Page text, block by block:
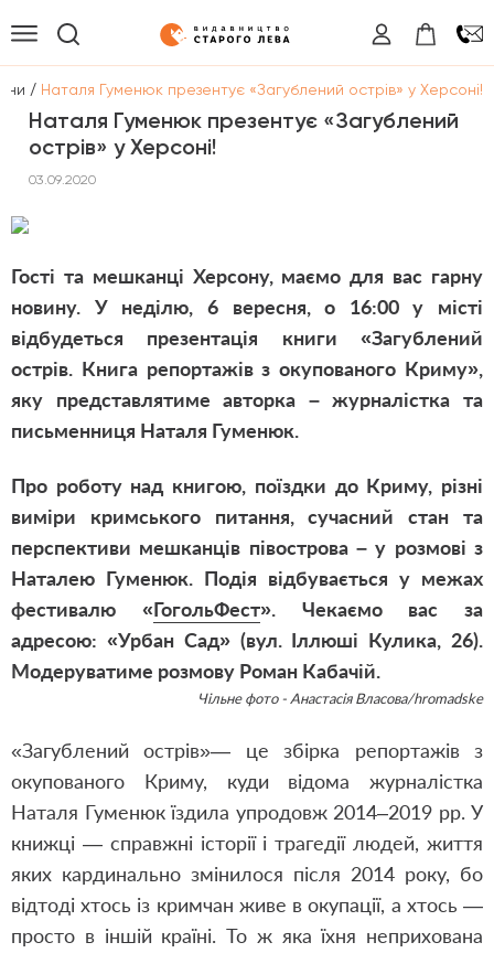
/ Наталя Гуменюк презентує «Загублений острів» у Херсоні!
Наталя Гуменюк презентує «Загублений
острів» у Херсоні!
03.09.2020
Гості та мешканці Херсону, маємо для вас гарну
новину. У неділю, 6 вересня, о 16:00 у місті
відбудеться презентація книги «Загублений
острів. Книга репортажів з окупованого Криму»,
яку представлятиме авторка – журналістка та
письменниця Наталя Гуменюк.
Про роботу над книгою, поїздки до Криму, різні
виміри кримського питання, сучасний стан та
перспективи мешканців півострова – у розмові з
Наталею Гуменюк. Подія відбувається у межах
фестивалю «ГогольФест». Чекаємо вас за
адресою: «Урбан Сад» (вул. Іллюші Кулика, 26).
Модеруватиме розмову Роман Кабачій.
Чільне фото - Анастасія Власова/hromadske
«Загублений острів»— це збірка репортажів з
окупованого Криму, куди відома журналістка
Наталя Гуменюк їздила упродовж 2014–2019 рр. У
книжці — справжні історії і трагедії людей, життя
яких кардинально змінилося після 2014 року, бо
відтоді хтось із кримчан живе в окупації, а хтось —
просто в іншій країні. То ж яка їхня неприхована